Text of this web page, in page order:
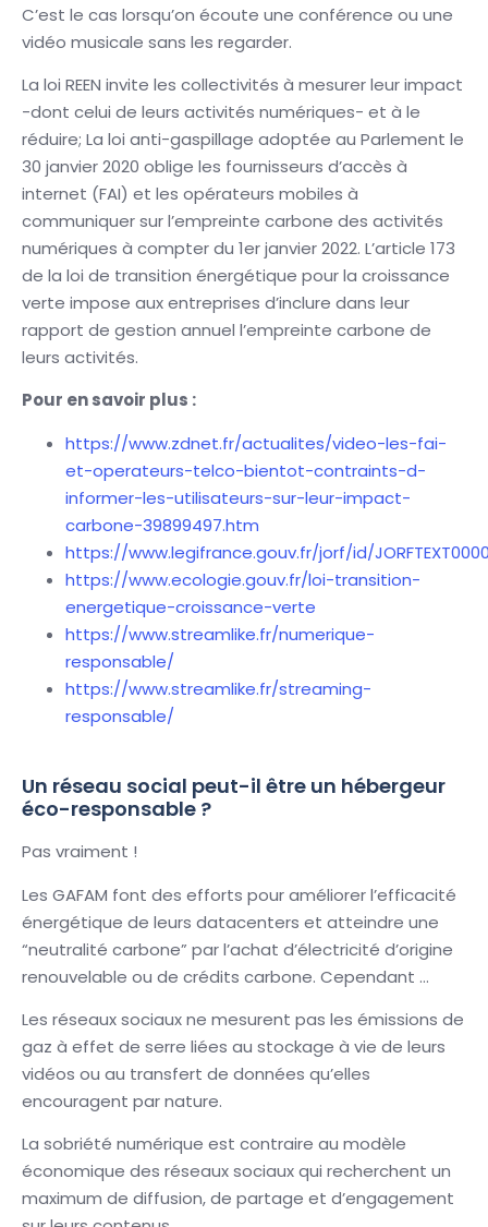
C’est le cas lorsqu’on écoute une conférence ou une
vidéo musicale sans les regarder.
La loi REEN invite les collectivités à mesurer leur impact
-dont celui de leurs activités numériques- et à le
réduire; La loi anti-gaspillage adoptée au Parlement le
30 janvier 2020 oblige les fournisseurs d’accès à
internet (FAI) et les opérateurs mobiles à
communiquer sur l’empreinte carbone des activités
numériques à compter du 1er janvier 2022. L’article 173
de la loi de transition énergétique pour la croissance
verte impose aux entreprises d’inclure dans leur
rapport de gestion annuel l’empreinte carbone de
leurs activités.
Pour en savoir plus :
https://www.zdnet.fr/actualites/video-les-fai-
et-operateurs-telco-bientot-contraints-d-
informer-les-utilisateurs-sur-leur-impact-
carbone-39899497.htm
https://www.legifrance.gouv.fr/jorf/id/
https://www.ecologie.gouv.fr/loi-transition-
energetique-croissance-verte
https://www.streamlike.fr/numerique-
responsable/
https://www.streamlike.fr/streaming-
responsable/
Un réseau social peut-il être un hébergeur
éco-responsable ?
Pas vraiment !
Les GAFAM font des efforts pour améliorer l’efficacité
énergétique de leurs datacenters et atteindre une
“neutralité carbone” par l’achat d’électricité d’origine
renouvelable ou de crédits carbone. Cependant …
Les réseaux sociaux ne mesurent pas les émissions de
gaz à effet de serre liées au stockage à vie de leurs
vidéos ou au transfert de données qu’elles
encouragent par nature.
La sobriété numérique est contraire au modèle
économique des réseaux sociaux qui recherchent un
maximum de diffusion, de partage et d’engagement